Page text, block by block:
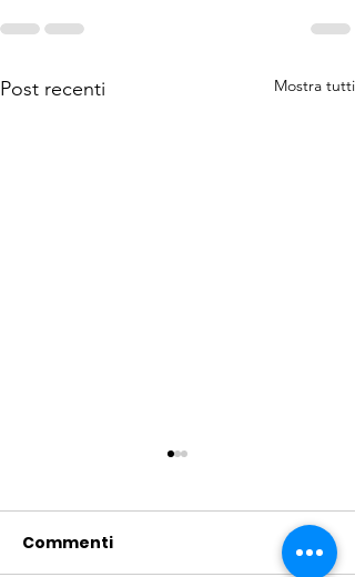
Post recenti Mostra tutti
Commenti